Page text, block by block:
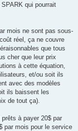
qui pourrait
mois ne sont pas sous-
réel, ça ne couvre
que tous
cher que leur prix
à cette équation,
et/ou soit ils
avec des modèles
ils baissent les
de tout ça).
à payer 20$ par
par mois pour le service